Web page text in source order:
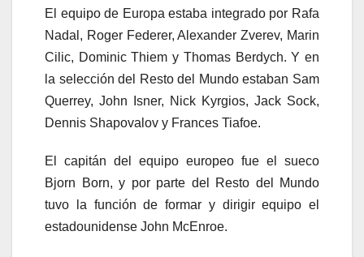
El equipo de Europa estaba integrado por Rafa
Nadal, Roger Federer, Alexander Zverev, Marin
Cilic, Dominic Thiem y Thomas Berdych. Y en
la selección del Resto del Mundo estaban Sam
Querrey, John Isner, Nick Kyrgios, Jack Sock,
Dennis Shapovalov y Frances Tiafoe.
El capitán del equipo europeo fue el sueco
Bjorn Born, y por parte del Resto del Mundo
tuvo la función de formar y dirigir equipo el
estadounidense John McEnroe.